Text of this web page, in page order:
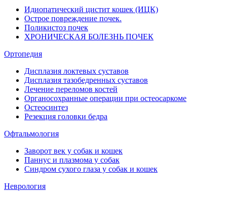
Идиопатический цистит кошек (ИЦК)
Острое повреждение почек.
Поликистоз почек
ХРОНИЧЕСКАЯ БОЛЕЗНЬ ПОЧЕК
Ортопедия
Дисплазия локтевых суставов
Дисплазия тазобедренных суставов
Лечение переломов костей
Органосохранные операции при остеосаркоме
Остеосинтез
Резекция головки бедра
Офтальмология
Заворот век у собак и кошек
Паннус и плазмома у собак
Синдром сухого глаза у собак и кошек
Неврология